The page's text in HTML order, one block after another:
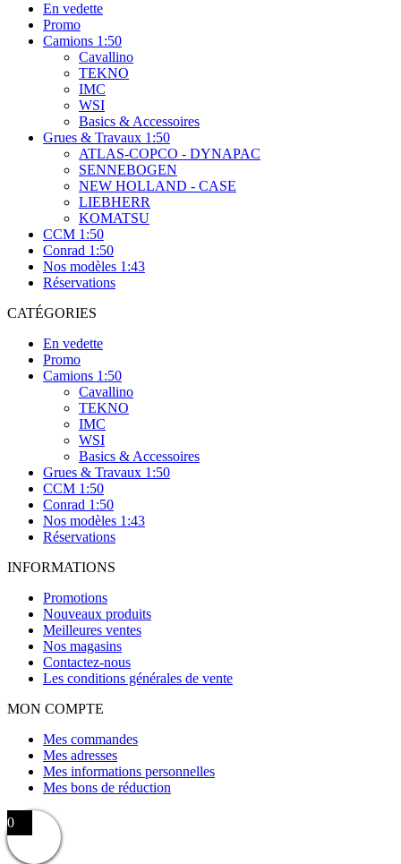
En vedette
Promo
Camions 1:50
Cavallino
TEKNO
IMC
WSI
Basics & Accessoires
Grues & Travaux 1:50
ATLAS-COPCO - DYNAPAC
SENNEBOGEN
NEW HOLLAND - CASE
LIEBHERR
KOMATSU
CCM 1:50
Conrad 1:50
Nos modèles 1:43
Réservations
CATÉGORIES
En vedette
Promo
Camions 1:50
Cavallino
TEKNO
IMC
WSI
Basics & Accessoires
Grues & Travaux 1:50
CCM 1:50
Conrad 1:50
Nos modèles 1:43
Réservations
INFORMATIONS
Promotions
Nouveaux produits
Meilleures ventes
Nos magasins
Contactez-nous
Les conditions générales de vente
MON COMPTE
Mes commandes
Mes adresses
Mes informations personnelles
Mes bons de réduction
0